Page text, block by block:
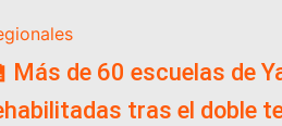
Más de 60 escuelas de
tras el doble